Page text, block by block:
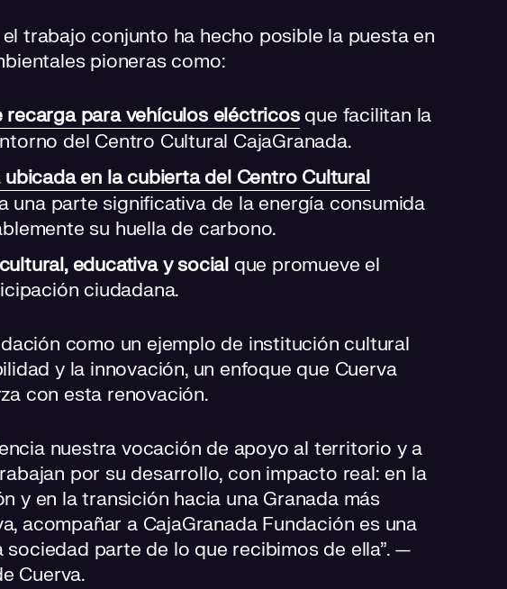
trabajo conjunto ha hecho posible la puesta en
pioneras como:
para vehículos eléctricosque facilitan la
del Centro Cultural CajaGranada.
en la cubierta del Centro Cultural
una parte significativa de la energía consumida
su huella de carbono.
educativa y social que promueve el
ciudadana.
como un ejemplo de institución cultural
y la innovación, un enfoque que Cuerva
con esta renovación.
nuestra vocación de apoyo al territorio y a
por su desarrollo, con impacto real: en la
y en la transición hacia una Granada más
acompañar a CajaGranada Fundación es una
parte de lo que recibimos de ella”. —
Cuerva.